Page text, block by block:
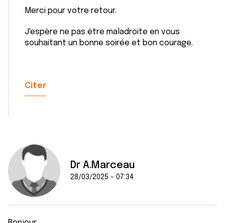
Merci pour votre retour.
J'espère ne pas être maladroite en vous
souhaitant un bonne soirée et bon courage.
Citer
Dr A.Marceau
28/03/2025 - 07:34